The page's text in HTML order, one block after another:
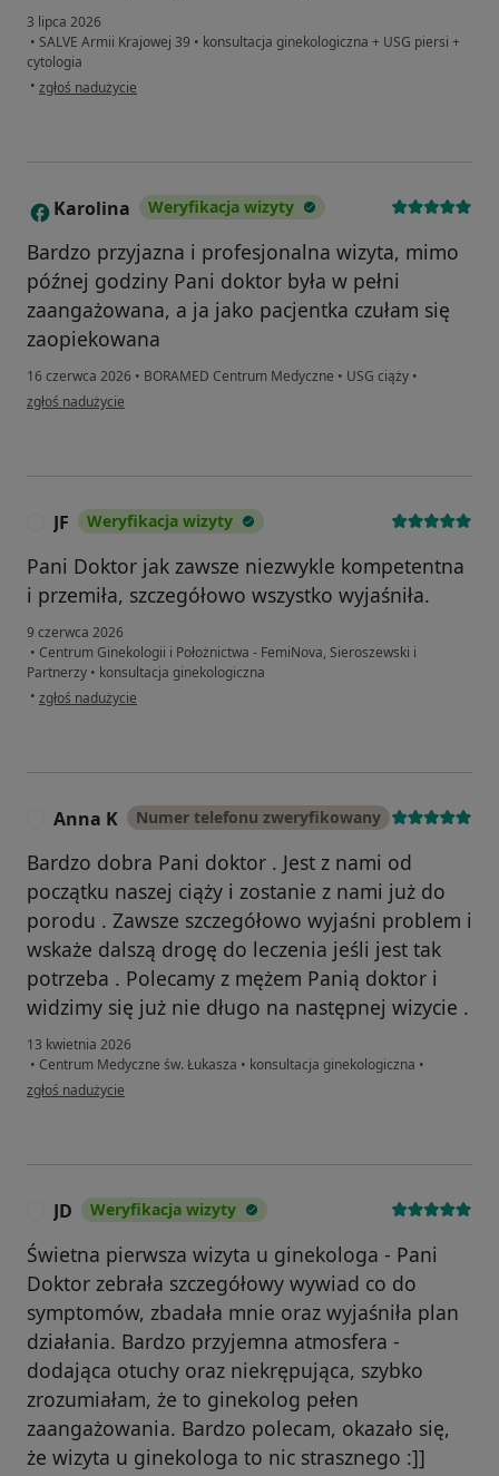
3 lipca 2026
• SALVE Armii Krajowej 39 • konsultacja ginekologiczna + USG piersi +
cytologia
• w opinii użytkownika M. R.
zgłoś nadużycie
K Karolina Weryfikacja wizyty
Bardzo przyjazna i profesjonalna wizyta, mimo
późnej godziny Pani doktor była w pełni
zaangażowana, a ja jako pacjentka czułam się
zaopiekowana
16 czerwca 2026 • BORAMED Centrum Medyczne • USG ciąży •
w opinii użytkownika Karolina
zgłoś nadużycie
JF Weryfikacja wizyty
Pani Doktor jak zawsze niezwykle kompetentna
i przemiła, szczegółowo wszystko wyjaśniła.
9 czerwca 2026
• Centrum Ginekologii i Położnictwa - FemiNova, Sieroszewski i
Partnerzy • konsultacja ginekologiczna
• w opinii użytkownika JF
zgłoś nadużycie
Anna K Numer telefonu zweryfikowany
Bardzo dobra Pani doktor . Jest z nami od
początku naszej ciąży i zostanie z nami już do
porodu . Zawsze szczegółowo wyjaśni problem i
wskaże dalszą drogę do leczenia jeśli jest tak
potrzeba . Polecamy z mężem Panią doktor i
widzimy się już nie długo na następnej wizycie .
13 kwietnia 2026
• Centrum Medyczne św. Łukasza • konsultacja ginekologiczna •
w opinii użytkownika Anna K
zgłoś nadużycie
JD Weryfikacja wizyty
Świetna pierwsza wizyta u ginekologa - Pani
Doktor zebrała szczegółowy wywiad co do
symptomów, zbadała mnie oraz wyjaśniła plan
działania. Bardzo przyjemna atmosfera -
dodająca otuchy oraz niekrępująca, szybko
zrozumiałam, że to ginekolog pełen
zaangażowania. Bardzo polecam, okazało się,
że wizyta u ginekologa to nic strasznego :]]